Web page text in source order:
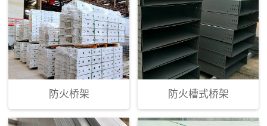
防火桥架 防火槽式桥架